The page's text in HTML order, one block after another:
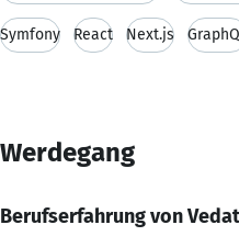
Symfony React Next.js
Werdegang
Berufserfahrung von